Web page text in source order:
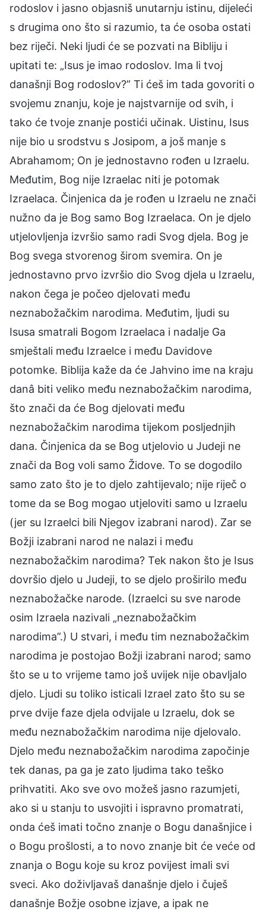
rodoslov i jasno objasniš unutarnju istinu, dijeleći
s drugima ono što si razumio, ta će osoba ostati
bez riječi. Neki ljudi će se pozvati na Bibliju i
upitati te: „Isus je imao rodoslov. Ima li tvoj
današnji Bog rodoslov?” Ti ćeš im tada govoriti o
svojemu znanju, koje je najstvarnije od svih, i
tako će tvoje znanje postići učinak. Uistinu, Isus
nije bio u srodstvu s Josipom, a još manje s
Abrahamom; On je jednostavno rođen u Izraelu.
Međutim, Bog nije Izraelac niti je potomak
Izraelaca. Činjenica da je rođen u Izraelu ne znači
nužno da je Bog samo Bog Izraelaca. On je djelo
utjelovljenja izvršio samo radi Svog djela. Bog je
Bog svega stvorenog širom svemira. On je
jednostavno prvo izvršio dio Svog djela u Izraelu,
nakon čega je počeo djelovati među
neznabožačkim narodima. Međutim, ljudi su
Isusa smatrali Bogom Izraelaca i nadalje Ga
smještali među Izraelce i među Davidove
potomke. Biblija kaže da će Jahvino ime na kraju
danâ biti veliko među neznabožačkim narodima,
što znači da će Bog djelovati među
neznabožačkim narodima tijekom posljednjih
dana. Činjenica da se Bog utjelovio u Judeji ne
znači da Bog voli samo Židove. To se dogodilo
samo zato što je to djelo zahtijevalo; nije riječ o
tome da se Bog mogao utjeloviti samo u Izraelu
(jer su Izraelci bili Njegov izabrani narod). Zar se
Božji izabrani narod ne nalazi i među
neznabožačkim narodima? Tek nakon što je Isus
dovršio djelo u Judeji, to se djelo proširilo među
neznabožačke narode. (Izraelci su sve narode
osim Izraela nazivali „neznabožačkim
narodima”.) U stvari, i među tim neznabožačkim
narodima je postojao Božji izabrani narod; samo
što se u to vrijeme tamo još uvijek nije obavljalo
djelo. Ljudi su toliko isticali Izrael zato što su se
prve dvije faze djela odvijale u Izraelu, dok se
među neznabožačkim narodima nije djelovalo.
Djelo među neznabožačkim narodima započinje
tek danas, pa ga je zato ljudima tako teško
prihvatiti. Ako sve ovo možeš jasno razumjeti,
ako si u stanju to usvojiti i ispravno promatrati,
onda ćeš imati točno znanje o Bogu današnjice i
o Bogu prošlosti, a to novo znanje bit će veće od
znanja o Bogu koje su kroz povijest imali svi
sveci. Ako doživljavaš današnje djelo i čuješ
današnje Božje osobne izjave, a ipak ne